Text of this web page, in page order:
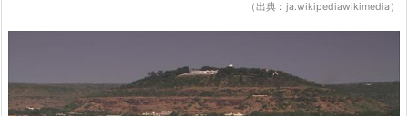
（出典：ja.wikipediawikimedia）